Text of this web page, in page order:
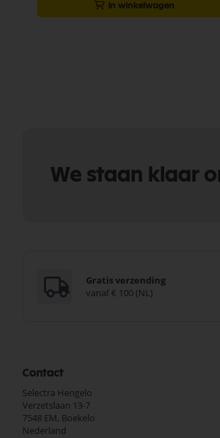
In winkelwagen
We staan klaar
Gratis verzending
vanaf € 100 (NL)
Contact
Selectra Hengelo
Verzetslaan 13-7
7548 EM, Boekelo
Nederland